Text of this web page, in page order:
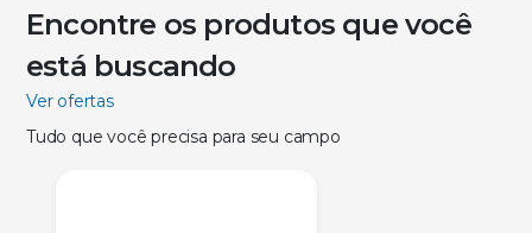
Encontre os produtos que você
está buscando
Ver ofertas
Tudo que você precisa para seu campo